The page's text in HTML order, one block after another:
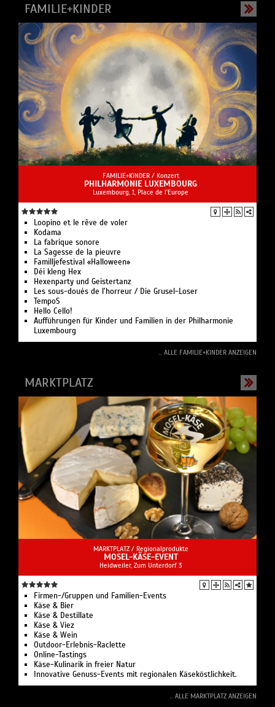
FAMILIE+KINDER
FAMILIE+KINDER / Konzert
PHILHARMONIE LUXEMBOURG
Luxembourg, 1, Place de l'Europe
Loopino et le rêve de voler
Kodama
La fabrique sonore
La Sagesse de la pieuvre
Familljefestival «Halloween»
Déi kleng Hex
Hexenparty und Geistertanz
Les sous-doués de l’horreur / Die Grusel-Loser
TempoS
Hello Cello!
Aufführungen für Kinder und Familien in der Philharmonie
Luxembourg
... ALLE FAMILIE+KINDER ANZEIGEN
MARKTPLATZ
MARKTPLATZ / Regionalprodukte
MOSEL-KÄSE-EVENT
Heidweiler, Zum Unterdorf 3
Firmen-/Gruppen und Familien-Events
Käse & Bier
Käse & Destillate
Käse & Viez
Käse & Wein
Outdoor-Erlebnis-Raclette
Online-Tastings
Käse-Kulinarik in freier Natur
Innovative Genuss-Events mit regionalen Käseköstlichkeit.
... ALLE MARKTPLATZ ANZEIGEN